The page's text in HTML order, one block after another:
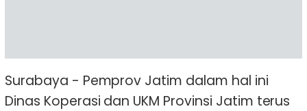
Surabaya - Pemprov Jatim dalam hal ini
Dinas Koperasi dan UKM Provinsi Jatim terus